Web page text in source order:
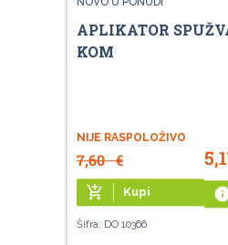
APLIKATOR
KOM
NIJE RASPOLOŽIVO
7,60€
add_shopping_cart Kupi
Šifra: DO 10366